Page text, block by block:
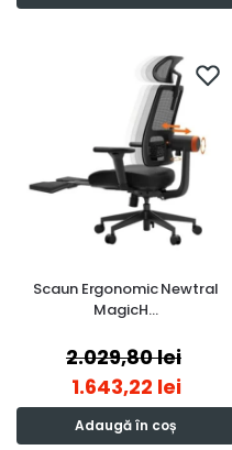
Scaun Ergonomic Newtral
MagicH…
2.029,80lei
1.643,22 lei
Adaugă în coș